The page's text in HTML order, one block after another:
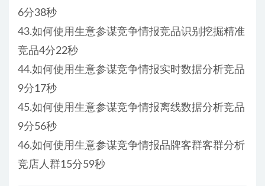
6分38秒
43.如何使用生意参谋竞争情报竞品识别挖掘精准
竞品4分22秒
44.如何使用生意参谋竞争情报实时数据分析竞品
9分17秒
45.如何使用生意参谋竞争情报离线数据分析竞品
9分56秒
46.如何使用生意参谋竞争情报品牌客群客群分析
竞店人群15分59秒